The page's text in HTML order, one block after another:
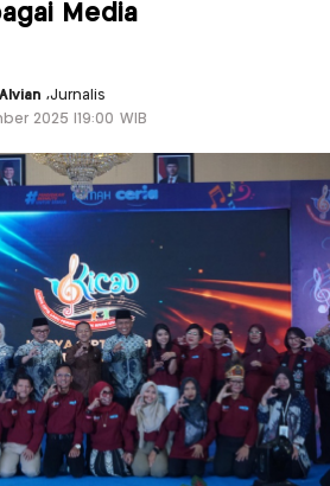
Media
,Jurnalis
2025 |19:00 WIB